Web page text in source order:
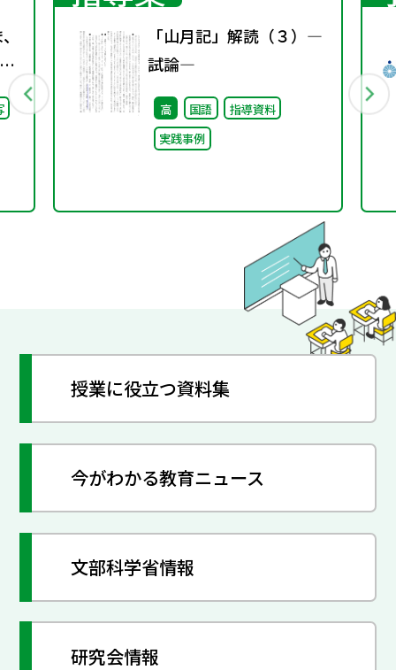
「山月記」解読（３）―
試論―
高 国語
指導資料
実践事例
授業に役立つ資料集
今がわかる教育ニュース
文部科学省情報
研究会情報